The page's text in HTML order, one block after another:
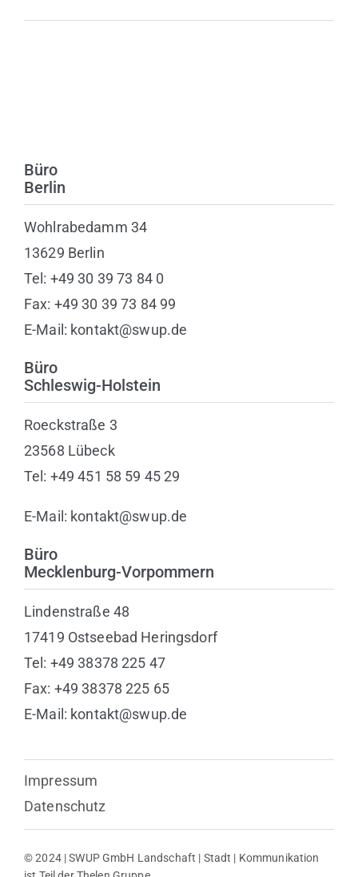
Büro
Berlin
Wohlrabedamm 34
13629 Berlin
Tel: +49 30 39 73 84 0
Fax: +49 30 39 73 84 99
E-Mail: kontakt@swup.de
Büro
Schleswig-Holstein
Roeckstraße 3
23568 Lübeck
Tel: +49 451 58 59 45 29
E-Mail: kontakt@swup.de
Büro
Mecklenburg-Vorpommern
Lindenstraße 48
17419 Ostseebad Heringsdorf
Tel: +49 38378 225 47
Fax: +49 38378 225 65
E-Mail: kontakt@swup.de
Impressum
Datenschutz
© 2024 | SWUP GmbH Landschaft | Stadt | Kommunikation